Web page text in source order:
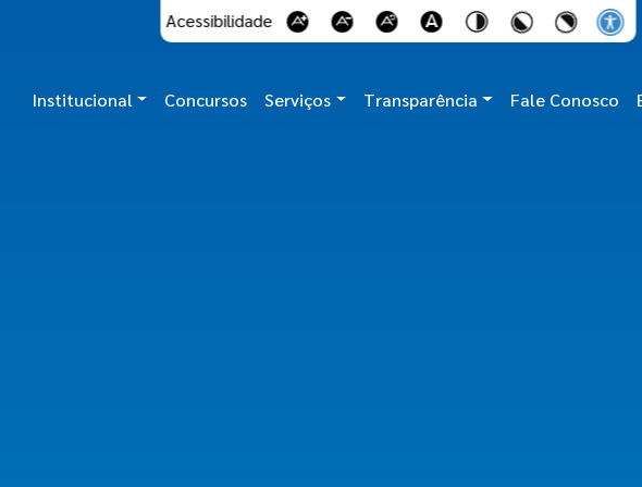
Acessibilidade
Institucional Concursos Serviços Transparência Fale Conosco